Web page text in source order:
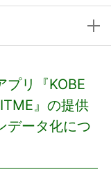
プリ『KOBE
』の提供
データ化につ